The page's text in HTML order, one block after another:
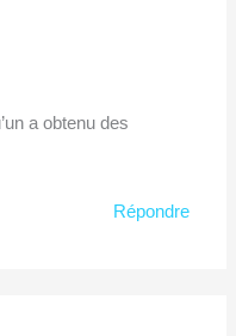
a obtenu des
Répondre